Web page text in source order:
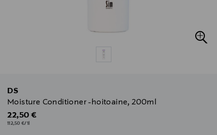
DS
Moisture Conditioner -hoitoaine, 200ml
Original Price
22,50 €
112,50 €/1l